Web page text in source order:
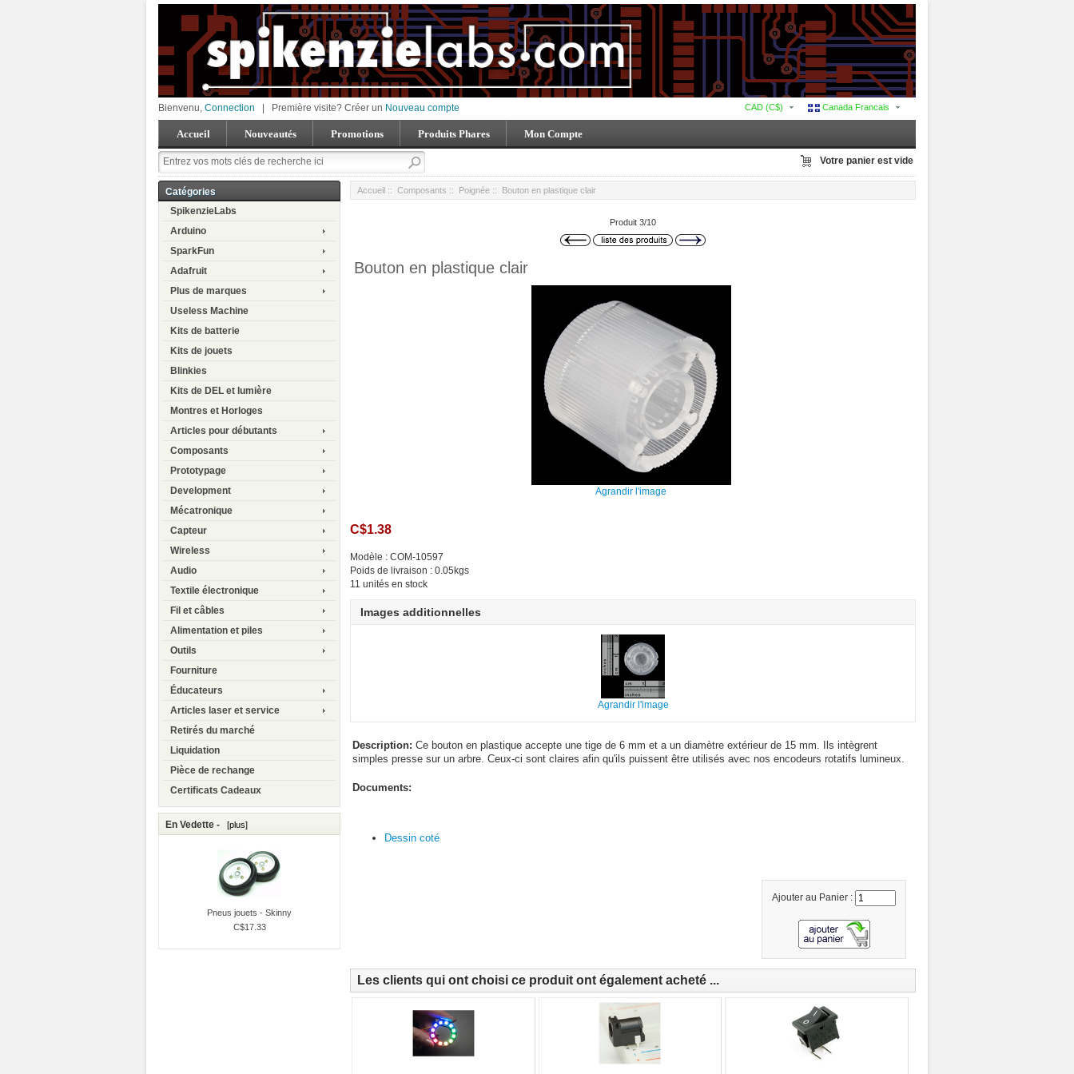
Canada Francais
CAD (C$)
Bienvenu, Connection Première visite? Créer un Nouveau compte
Accueil Nouveautés Promotions Produits Phares Mon Compte
Votre panier est vide
Catégories
SpikenzieLabs
Arduino
SparkFun
Adafruit
Plus de marques
Useless Machine
Kits de batterie
Kits de jouets
Blinkies
Kits de DEL et lumière
Montres et Horloges
Articles pour débutants
Composants
Prototypage
Development
Mécatronique
Capteur
Wireless
Audio
Textile électronique
Fil et câbles
Alimentation et piles
Outils
Fourniture
Éducateurs
Articles laser et service
Retirés du marché
Liquidation
Pièce de rechange
Certificats Cadeaux
En Vedette - [plus]
Pneus jouets - Skinny
C$17.33
Accueil :: Composants :: Poignée :: Bouton en plastique clair
Produit 3/10
Bouton en plastique clair
Agrandir l'image
C$1.38
Modèle : COM-10597
Poids de livraison : 0.05kgs
11 unités en stock
Images additionnelles
Agrandir l'image
Description: Ce bouton en plastique accepte une tige de 6 mm et a un diamètre extérieur de 15 mm. Ils intègrent
simples presse sur un arbre. Ceux-ci sont claires afin qu'ils puissent être utilisés avec nos encodeurs rotatifs lumineux.
Documents:
Dessin coté
Ajouter au Panier :
Les clients qui ont choisi ce produit ont également acheté ...